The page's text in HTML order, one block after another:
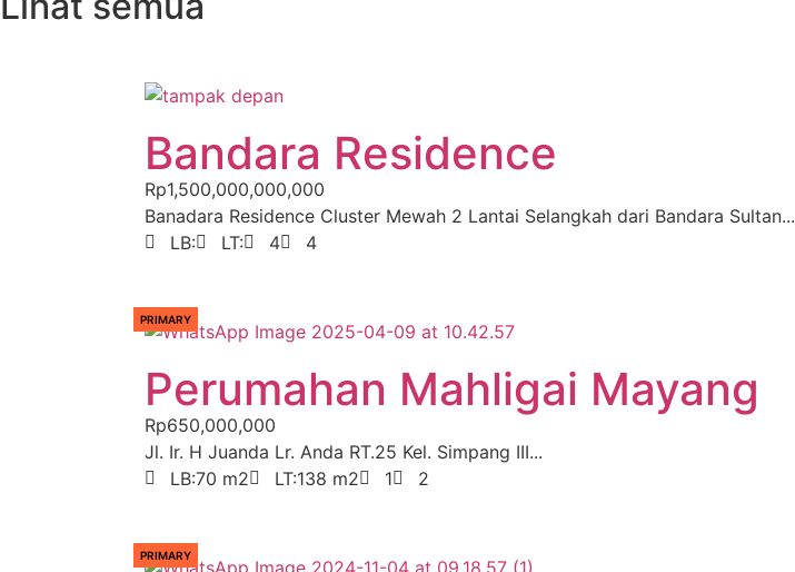
Bandara Residence
Rp1,500,000,000,000
Banadara Residence Cluster Mewah 2 Lantai Selangkah dari Bandara Sultan...
LB:
LT: 4 4
Perumahan Mahligai Mayang
Rp650,000,000
Jl. Ir. H Juanda Lr. Anda RT.25 Kel. Simpang III...
LB:70 m2 LT:138 m2 1 2
PRIMARY
PRIMARY